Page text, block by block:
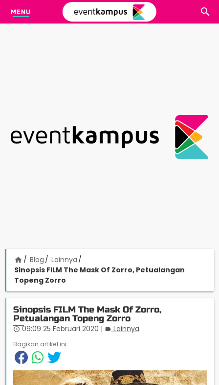
MENU
home Blog
Lainnya
Sinopsis FILM The Mask Of Zorro, Petualangan
Topeng Zorro
Sinopsis FILM The Mask Of Zorro,
Petualangan Topeng Zorro
access_time 09:09 25 Februari 2020 | label Lainnya
Bagikan artikel ini